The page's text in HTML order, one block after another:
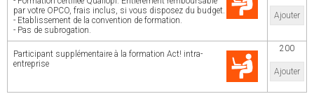
par votre OPCO, frais inclus, si vous disposez du budget.
- Etablissement de la convention de formation.
- Pas de subrogation.
Ajouter
Participant supplémentaire à la formation Act! intra-
entreprise
200
Ajouter